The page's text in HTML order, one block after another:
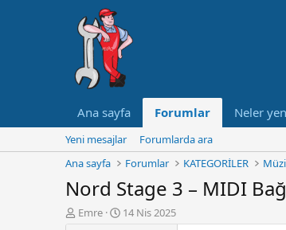
Ana sayfa Forumlar Neler
Yeni mesajlar
Forumlarda ara
Ana sayfa
Forumlar KATEGORİLER
Nord Stage 3 – MIDI
K
Emre
B14 Nis 2025